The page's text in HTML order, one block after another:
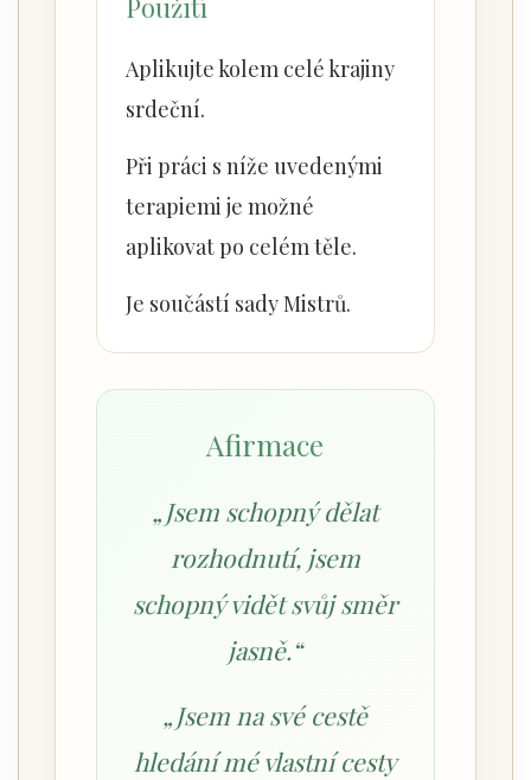
Použití
Aplikujte kolem celé krajiny
srdeční.
Při práci s níže uvedenými
terapiemi je možné
aplikovat po celém těle.
Je součástí sady Mistrů.
Afirmace
„Jsem schopný dělat
rozhodnutí, jsem
schopný vidět svůj směr
jasně.“
„Jsem na své cestě
hledání mé vlastní cesty